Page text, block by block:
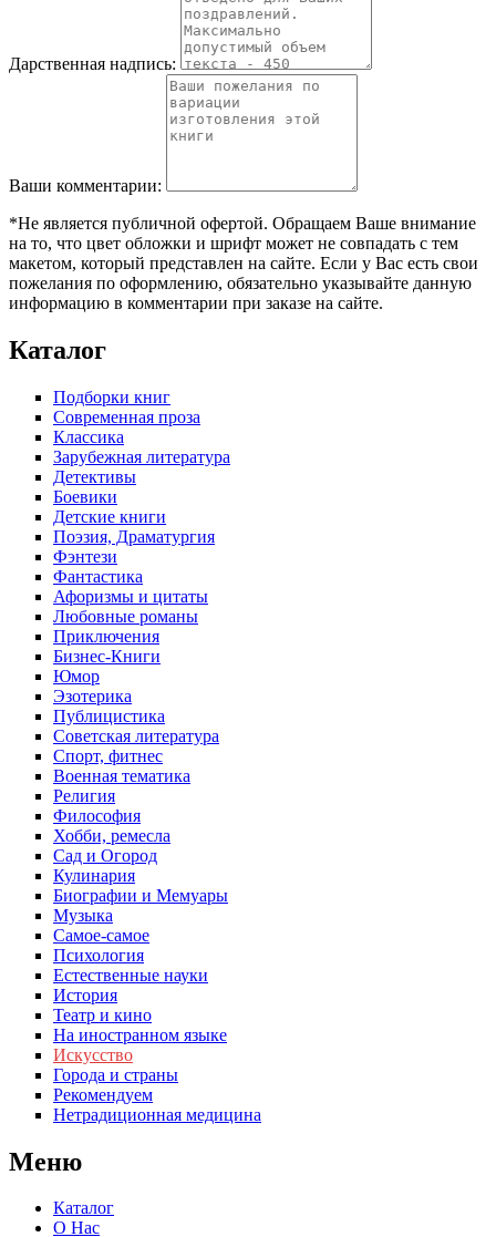
Дарственная надпись:
Ваши комментарии:
*Не является публичной офертой. Обращаем Ваше внимание
на то, что цвет обложки и шрифт может не совпадать с тем
макетом, который представлен на сайте. Если у Вас есть свои
пожелания по оформлению, обязательно указывайте данную
информацию в комментарии при заказе на сайте.
Каталог
Подборки книг
Современная проза
Классика
Зарубежная литература
Детективы
Боевики
Детские книги
Поэзия, Драматургия
Фэнтези
Фантастика
Афоризмы и цитаты
Любовные романы
Приключения
Бизнес-Книги
Юмор
Эзотерика
Публицистика
Советская литература
Спорт, фитнес
Военная тематика
Религия
Философия
Хобби, ремесла
Сад и Огород
Кулинария
Биографии и Мемуары
Музыка
Самое-самое
Психология
Естественные науки
История
Театр и кино
На иностранном языке
Искусство
Города и страны
Рекомендуем
Нетрадиционная медицина
Меню
Каталог
О Нас